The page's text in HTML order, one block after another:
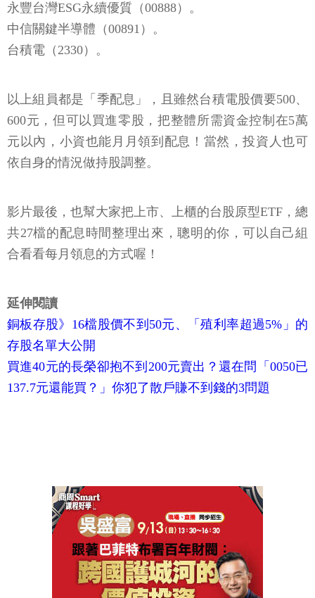
永豐台灣ESG永續優質（00888）。
中信關鍵半導體（00891）。
台積電（2330）。
以上組員都是「季配息」，且雖然台積電股價要500、
600元，但可以買進零股，把整體所需資金控制在5萬
元以內，小資也能月月領到配息！當然，投資人也可
依自身的情況做持股調整。
影片最後，也幫大家把上市、上櫃的台股原型ETF，總
共27檔的配息時間整理出來，聰明的你，可以自己組
合看看每月領息的方式喔！
延伸閱讀
銅板存股》16檔股價不到50元、「殖利率超過5%」的
存股名單大公開
買進40元的長榮卻抱不到200元賣出？還在問「0050已
137.7元還能買？」你犯了散戶賺不到錢的3問題